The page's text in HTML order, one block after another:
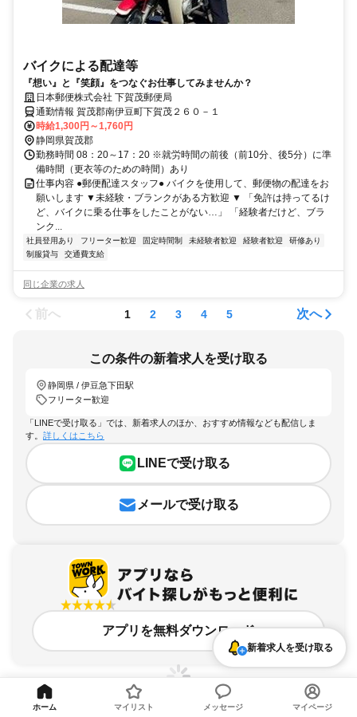
バイクによる配達等
『想い』と『笑顔』をつなぐお仕事してみませんか？
日本郵便株式会社 下賀茂郵便局
通勤情報 賀茂郡南伊豆町下賀茂２６０－１
時給1,300円～1,760円
静岡県賀茂郡
勤務時間 08：20～17：20 ※就労時間の前後（前10分、後5分）に準
備時間（更衣等のための時間）あり
仕事内容 ●郵便配達スタッフ● バイクを使用して、郵便物の配達をお
願いします ▼未経験・ブランクがある方歓迎 ▼ 「免許は持ってるけ
ど、バイクに乗る仕事をしたことがない…」 「経験者だけど、ブラ
ンク...
社員登用あり フリーター歓迎 固定時間制 未経験者歓迎 経験者歓迎
研修あり
制服貸与
交通費支給
同じ企業の求人
前へ 1 2 3 4 5 次へ
この条件の新着求人を受け取る
静岡県 / 伊豆急下田駅
フリーター歓迎
「LINEで受け取る」では、新着求人のほか、おすすめ情報なども配信しま
す。 詳しくはこちら
LINEで受け取る
メールで受け取る
アプリを無料ダウンロード
新着求人を受け取る
ホーム マイリスト メッセージ マイページ